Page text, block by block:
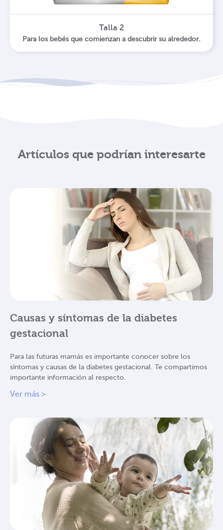
Talla 2
Para los bebés que comienzan a descubrir su alrededor.
Artículos que podrían interesarte
Causas y síntomas de la diabetes
gestacional
Para las futuras mamás es importante conocer sobre los
síntomas y causas de la diabetes gestacional. Te compartimos
importante información al respecto.
Ver más >